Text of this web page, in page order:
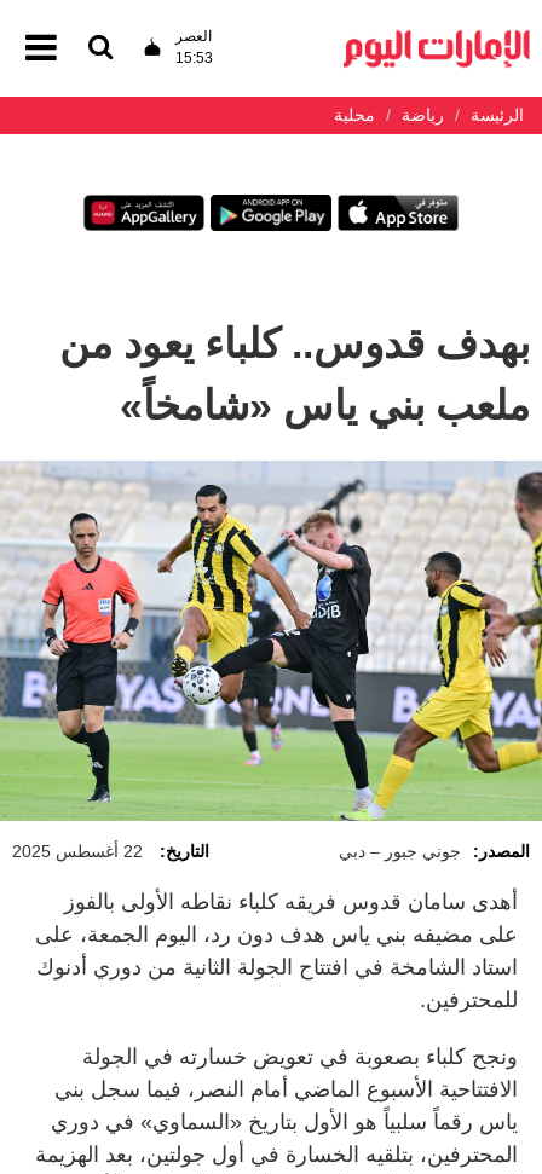
العصر
15:53
الرئيسة رياضة محلية
بهدف قدوس.. كلباء يعود من
ملعب بني ياس «شامخاً»
المصدر: جوني جبور – دبي التاريخ: 22 أغسطس 2025
أهدى سامان قدوس فريقه كلباء نقاطه الأولى بالفوز
على مضيفه بني ياس هدف دون رد، اليوم الجمعة، على
استاد الشامخة في افتتاح الجولة الثانية من دوري أدنوك
للمحترفين.
ونجح كلباء بصعوبة في تعويض خسارته في الجولة
الافتتاحية الأسبوع الماضي أمام النصر، فيما سجل بني
ياس رقماً سلبياً هو الأول بتاريخ «السماوي» في دوري
المحترفين، بتلقيه الخسارة في أول جولتين، بعد الهزيمة